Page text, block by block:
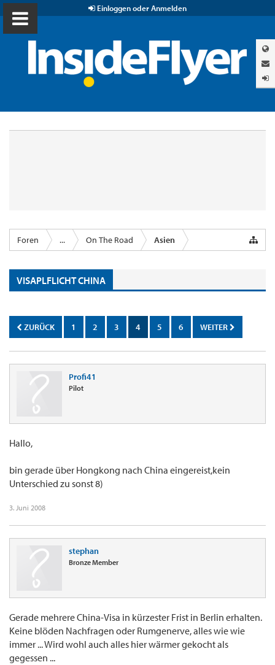
Einloggen oder Anmelden
Foren ... On The Road Asien
VISAPLFLICHT CHINA
ZURÜCK 1 2 3 4 5 6 WEITER
Profi41
Pilot
Hallo,
bin gerade über Hongkong nach China eingereist,kein
Unterschied zu sonst 8)
3. Juni 2008
stephan
Bronze Member
Gerade mehrere China-Visa in kürzester Frist in Berlin erhalten.
Keine blöden Nachfragen oder Rumgenerve, alles wie wie
immer ... Wird wohl auch alles hier wärmer gekocht als
gegessen ...